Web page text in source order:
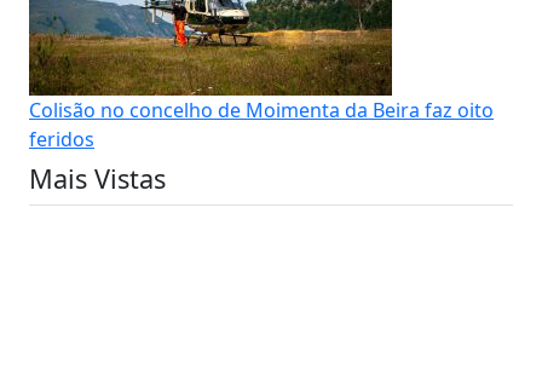
Colisão no concelho de Moimenta da Beira faz oito
feridos
Mais Vistas